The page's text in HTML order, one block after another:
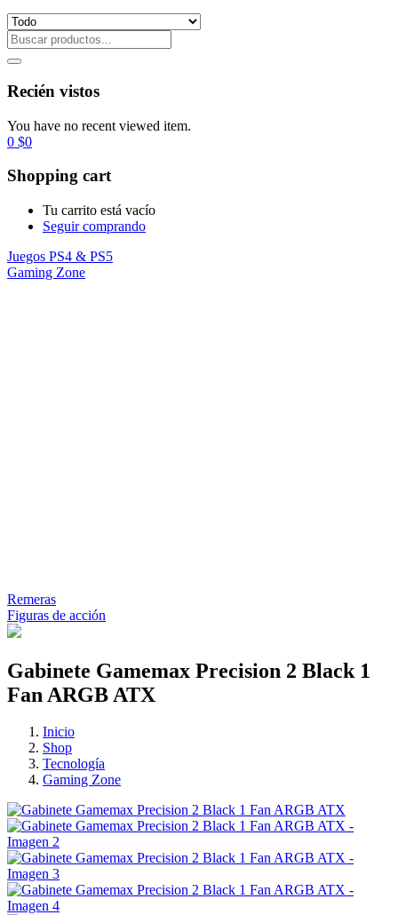
Recién vistos
You have no recent viewed item.
0 $0
Shopping cart
Tu carrito está vacío
Seguir comprando
Juegos PS4 & PS5
Gaming Zone
Remeras
Figuras de acción
Gabinete Gamemax Precision 2 Black 1
Fan ARGB ATX
Inicio
Shop
Tecnología
Gaming Zone